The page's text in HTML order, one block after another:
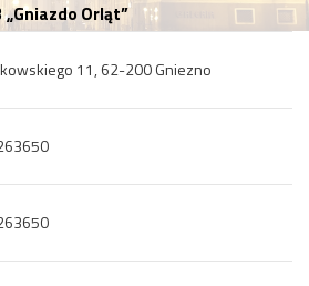
Orląt”
11, 62-200 Gniezno